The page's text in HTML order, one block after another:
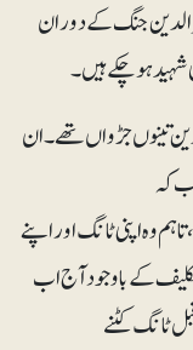
عز الدین جنگ کے دوران
ہو چکے ہیں۔
تینوں جڑواں تھے۔ ان
کہ
وہ اپنی ٹانگ اور اپنے
کے باوجود آج اب
ٹانگ کٹنے